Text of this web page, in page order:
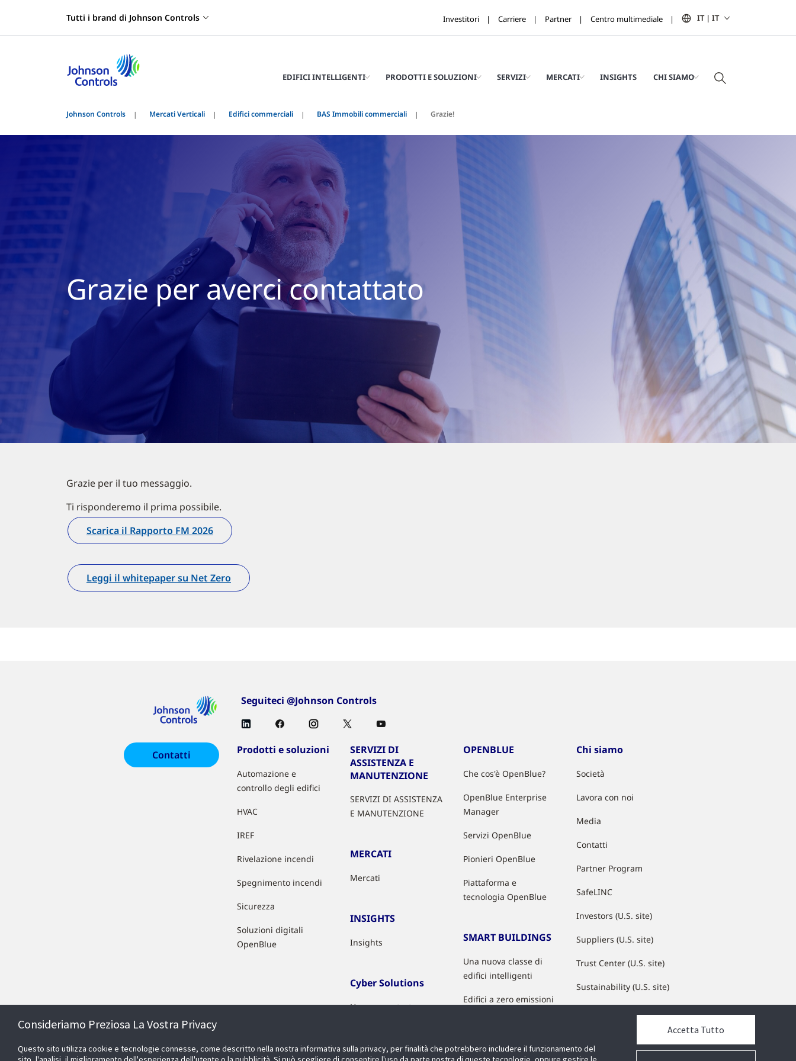
Tutti i brand di Johnson Controls Investitori Carriere Partner Centro multimediale IT | IT
EDIFICI INTELLIGENTI PRODOTTI E SOLUZIONI SERVIZI MERCATI INSIGHTS CHI SIAMO
Johnson Controls Mercati Verticali Edifici commerciali BAS Immobili commerciali Grazie!
Grazie per averci contattato
Grazie per il tuo messaggio.
Ti risponderemo il prima possibile.
Scarica il Rapporto FM 2026
Leggi il whitepaper su Net Zero
Seguiteci @Johnson Controls
Contatti Prodotti e soluzioni
Automazione e
controllo degli edifici
HVAC
IREF
Rivelazione incendi
Spegnimento incendi
Sicurezza
Soluzioni digitali
OpenBlue
SERVIZI DI
ASSISTENZA E
MANUTENZIONE
SERVIZI DI ASSISTENZA
E MANUTENZIONE
MERCATI
Mercati
INSIGHTS
Insights
Cyber Solutions
How we protect you
Product Security
OPENBLUE
Che cos'è OpenBlue?
OpenBlue Enterprise
Manager
Servizi OpenBlue
Pionieri OpenBlue
Piattaforma e
tecnologia OpenBlue
SMART BUILDINGS
Una nuova classe di
edifici intelligenti
Edifici a zero emissioni
Qualità dell'aria interna
Chi siamo
Società
Lavora con noi
Media
Contatti
Partner Program
SafeLINC
Investors (U.S. site)
Suppliers (U.S. site)
Trust Center (U.S. site)
Sustainability (U.S. site)
Consideriamo Preziosa La Vostra Privacy
Questo sito utilizza cookie e tecnologie connesse, come descritto nella nostra informativa sulla privacy, per finalità che potrebbero includere il funzionamento del
Accetta Tutto